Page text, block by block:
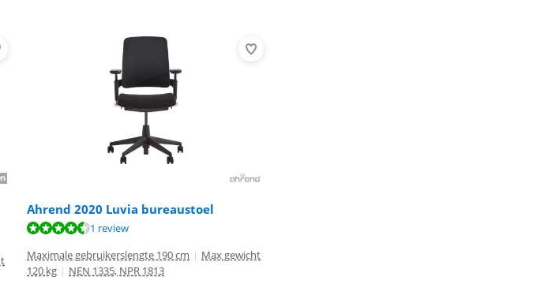
Ahrend 2020 Luvia bureaustoel
1 review
Maximale gebruikerslengte 190 cm | Max gewicht
120 kg | NEN 1335, NPR 1813